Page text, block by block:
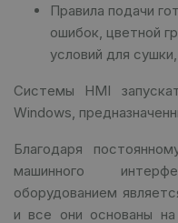
Правила подачи
ошибок, цветной
условий для
Системы HMI
Windows,
Благодаря
машинного
оборудованием
и все они основаны